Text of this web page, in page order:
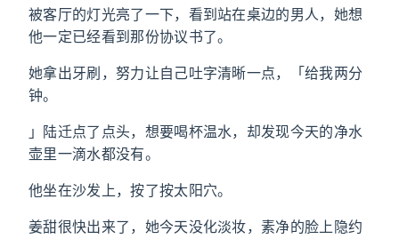
被客厅的灯光亮了一下，看到站在桌边的男人，她想
他一定已经看到那份协议书了。
她拿出牙刷，努力让自己吐字清晰一点，「给我两分
钟。
」陆迁点了点头，想要喝杯温水，却发现今天的净水
壶里一滴水都没有。
他坐在沙发上，按了按太阳穴。
姜甜很快出来了，她今天没化淡妆，素净的脸上隐约